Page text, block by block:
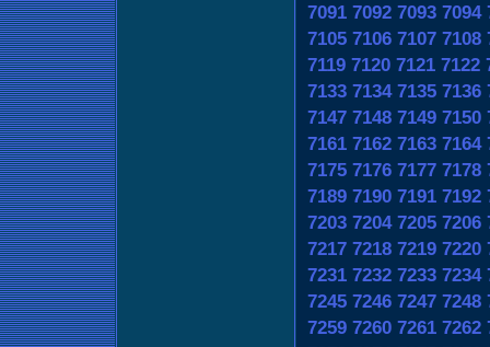
7091 7092 7093 7094
7105 7106 7107 7108
7119 7120 7121 7122
7133 7134 7135 7136
7147 7148 7149 7150
7161 7162 7163 7164
7175 7176 7177 7178
7189 7190 7191 7192
7203 7204 7205 7206
7217 7218 7219 7220
7231 7232 7233 7234
7245 7246 7247 7248
7259 7260 7261 7262